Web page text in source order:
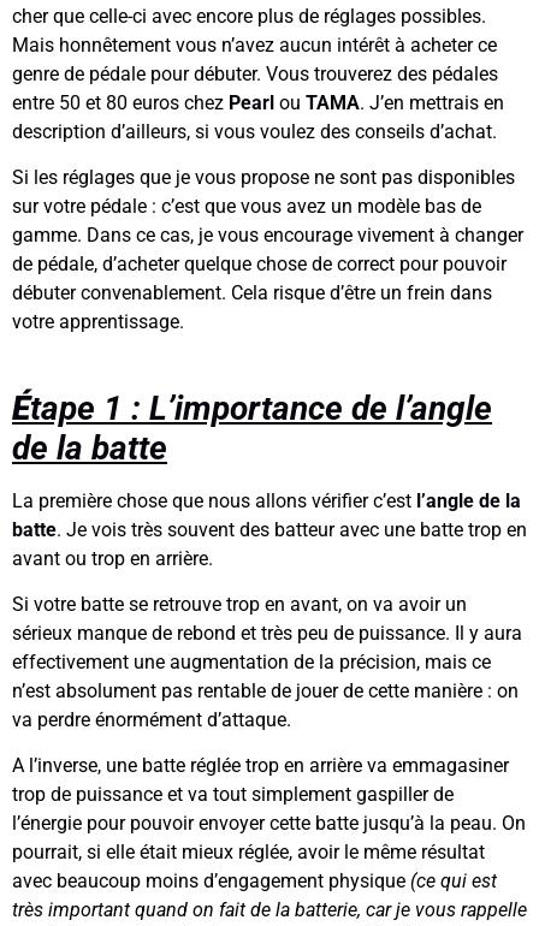
cher que celle-ci avec encore plus de réglages possibles.
Mais honnêtement vous n’avez aucun intérêt à acheter ce
genre de pédale pour débuter. Vous trouverez des pédales
entre 50 et 80 euros chez Pearl ou TAMA. J’en mettrais en
description d’ailleurs, si vous voulez des conseils d’achat.
Si les réglages que je vous propose ne sont pas disponibles
sur votre pédale : c’est que vous avez un modèle bas de
gamme. Dans ce cas, je vous encourage vivement à changer
de pédale, d’acheter quelque chose de correct pour pouvoir
débuter convenablement. Cela risque d’être un frein dans
votre apprentissage.
Étape 1 : L’importance de l’angle
de la batte
La première chose que nous allons vérifier c’est l’angle de la
batte. Je vois très souvent des batteur avec une batte trop en
avant ou trop en arrière.
Si votre batte se retrouve trop en avant, on va avoir un
sérieux manque de rebond et très peu de puissance. Il y aura
effectivement une augmentation de la précision, mais ce
n’est absolument pas rentable de jouer de cette manière : on
va perdre énormément d’attaque.
A l’inverse, une batte réglée trop en arrière va emmagasiner
trop de puissance et va tout simplement gaspiller de
l’énergie pour pouvoir envoyer cette batte jusqu’à la peau. On
pourrait, si elle était mieux réglée, avoir le même résultat
avec beaucoup moins d’engagement physique (ce qui est
très important quand on fait de la batterie, car je vous rappelle